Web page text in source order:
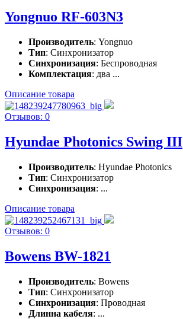
Yongnuo RF-603N3
Производитель: Yongnuo
Тип: Синхронизатор
Синхронизация: Беспроводная
Комплектация: два ...
Описание товара
Отзывов: 0
Hyundae Photonics Swing III
Производитель: Hyundae Photonics
Тип: Синхронизатор
Синхронизация: ...
Описание товара
Отзывов: 0
Bowens BW-1821
Производитель: Bowens
Тип: Синхронизатор
Синхронизация: Проводная
Длинна кабеля: ...